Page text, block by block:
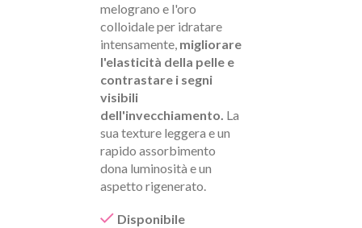
melograno e l'oro
colloidale per idratare
intensamente, migliorare
l'elasticità della pelle e
contrastare i segni
visibili
dell'invecchiamento. La
sua texture leggera e un
rapido assorbimento
dona luminosità e un
aspetto rigenerato.
Disponibile